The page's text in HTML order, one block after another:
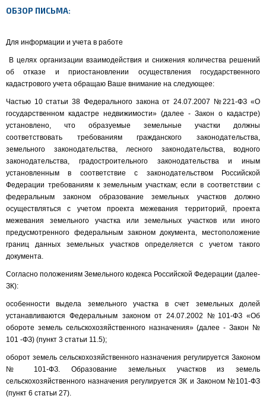
ОБЗОР ПИСЬМА:
Для информации и учета в работе
В целях организации взаимодействия и снижения количества решений
об отказе и приостановлении осуществления государственного
кадастрового учета обращаю Ваше внимание на следующее:
Частью 10 статьи 38 Федерального закона от 24.07.2007 №221-ФЗ «О
государственном кадастре недвижимости» (далее - Закон о кадастре)
установлено, что образуемые земельные участки должны
соответствовать требованиям гражданского законодательства,
земельного законодательства, лесного законодательства, водного
законодательства, градостроительного законодательства и иным
установленным в соответствие с законодательством Российской
Федерации требованиям к земельным участкам; если в соответствии с
федеральным законом образование земельных участков должно
осуществляться с учетом проекта межевания территорий, проекта
межевания земельного участка или земельных участков или иного
предусмотренного федеральным законом документа, местоположение
границ данных земельных участков определяется с учетом такого
документа.
Согласно положениям Земельного кодекса Российской Федерации (далее-
ЗК):
особенности выдела земельного участка в счет земельных долей
устанавливаются Федеральным законом от 24.07.2002 №101-ФЗ «Об
обороте земель сельскохозяйственного назначения» (далее - Закон №
101 -ФЗ) (пункт 3 статьи 11.5);
оборот земель сельскохозяйственного назначения регулируется Законом
№ 101-ФЗ. Образование земельных участков из земель
сельскохозяйственного назначения регулируется ЗК и Законом №101-ФЗ
(пункт 6 статьи 27).